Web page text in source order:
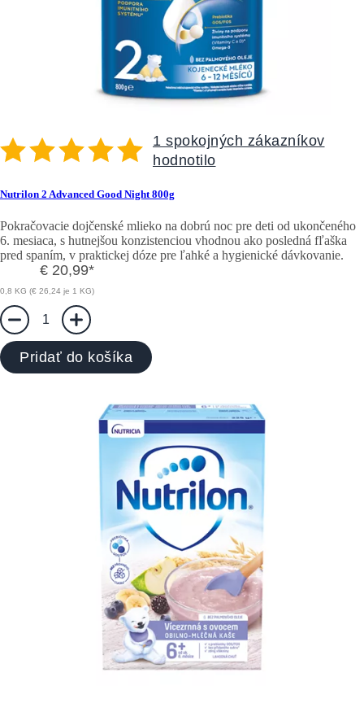
1 spokojných zákazníkov
hodnotilo
Nutrilon 2 Advanced Good Night 800g
Pokračovacie dojčenské mlieko na dobrú noc pre deti od ukončeného
6. mesiaca, s hutnejšou konzistenciou vhodnou ako posledná fľaška
pred spaním, v praktickej dóze pre ľahké a hygienické dávkovanie.
€ 20,99*
0,8 KG (€ 26,24 je 1 KG)
1
Pridať do košíka